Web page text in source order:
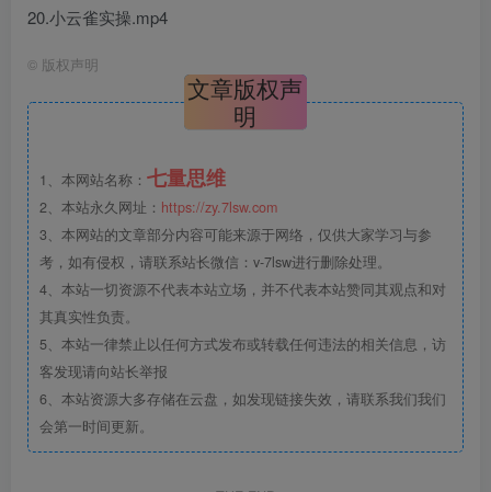
20.小云雀实操.mp4
© 版权声明
文章版权声
明
1、本网站名称： 七量思维
2、本站永久网址： https://zy.7lsw.com
3、本网站的文章部分内容可能来源于网络，仅供大家学习与参
考，如有侵权，请联系站长微信：v-7lsw进行删除处理。
4、本站一切资源不代表本站立场，并不代表本站赞同其观点和对
其真实性负责。
5、本站一律禁止以任何方式发布或转载任何违法的相关信息，访
客发现请向站长举报
6、本站资源大多存储在云盘，如发现链接失效，请联系我们我们
会第一时间更新。